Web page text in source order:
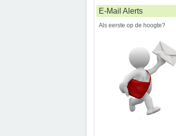
E-Mail Alerts
Als eerste op de hoogte?